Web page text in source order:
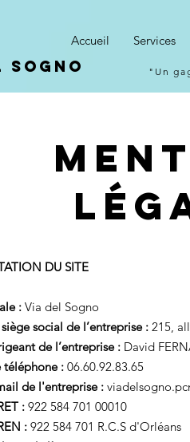
SOGNO "Un
Accueil Services
DU SITE
: Via del Sogno
social de l’entreprise : 215,
de l’entreprise : David
téléphone : 06.60.92.83.65
de l'entreprise :
: 922 584 701 00010
: 922 584 701 R.C.S d'Orléans